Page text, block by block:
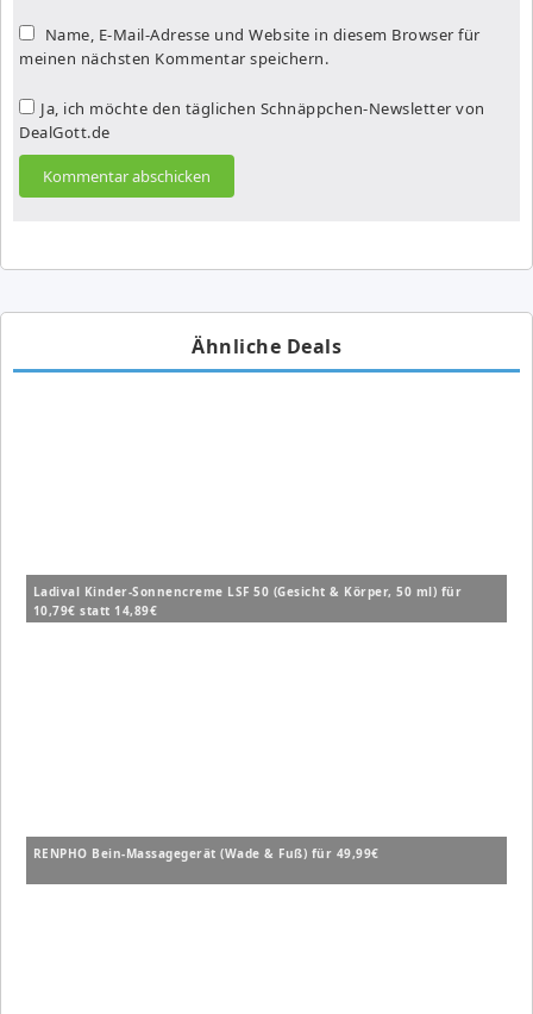
Name, E-Mail-Adresse und Website in diesem Browser für
meinen nächsten Kommentar speichern.
Ja, ich möchte den täglichen Schnäppchen-Newsletter von
DealGott.de
Ähnliche Deals
Ladival Kinder-Sonnencreme LSF 50 (Gesicht & Körper, 50 ml) für
10,79€ statt 14,89€
RENPHO Bein-Massagegerät (Wade & Fuß) für 49,99€